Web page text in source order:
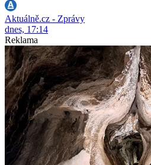
Aktuálně.cz - Zprávy
dnes, 17:14
Reklama